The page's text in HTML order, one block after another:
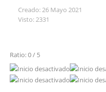
Creado: 26 Mayo 2021
Visto: 2331
Ratio: 0 / 5